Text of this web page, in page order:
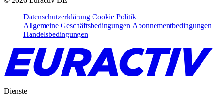
Datenschutzerklärung Cookie Politik
Allgemeine Geschäftsbedingungen Abonnementbedingungen
Handelsbedingungen
Dienste